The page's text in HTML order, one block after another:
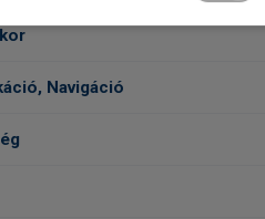
Navigáció